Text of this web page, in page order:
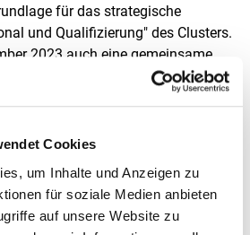
Cookies
um Inhalte und Anzeigen zu
für soziale Medien anbieten
auf unsere Website zu
für das strategische
und Qualifizierung" des Clusters.
2023 auch eine gemeinsame
ZEIT Campus.
Sitzung war die hochaktuelle
Förderrichtlinie
und Klimaschutz“ (BIK). Mit